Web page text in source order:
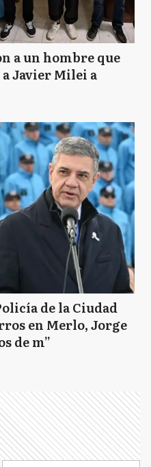
a un hombre que
Javier Milei a
de la Ciudad
en Merlo, Jorge
de m”